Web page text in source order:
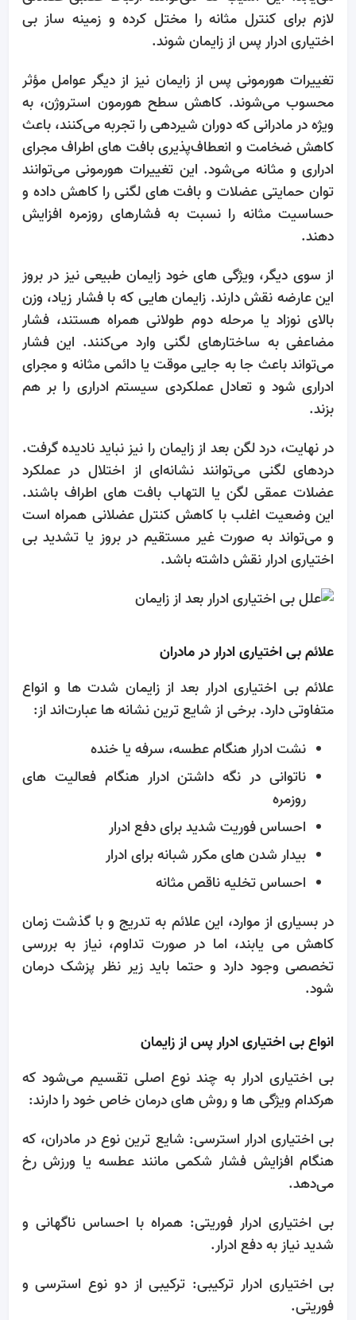
لازم برای کنترل مثانه را مختل کرده و زمینه ‌ساز بی‌
اختیاری ادرار پس از زایمان شوند.
تغییرات هورمونی پس از زایمان نیز از دیگر عوامل مؤثر
محسوب می‌شوند. کاهش سطح هورمون استروژن، به
‌ویژه در مادرانی که دوران شیردهی را تجربه می‌کنند، باعث
کاهش ضخامت و انعطاف‌پذیری بافت ‌های اطراف مجرای
ادراری و مثانه می‌شود. این تغییرات هورمونی می‌توانند
توان حمایتی عضلات و بافت ‌های لگنی را کاهش داده و
حساسیت مثانه را نسبت به فشارهای روزمره افزایش
دهند.
از سوی دیگر، ویژگی ‌های خود زایمان طبیعی نیز در بروز
این عارضه نقش دارند. زایمان ‌هایی که با فشار زیاد، وزن
بالای نوزاد یا مرحله دوم طولانی همراه هستند، فشار
مضاعفی به ساختارهای لگنی وارد می‌کنند. این فشار
می‌تواند باعث جا به‌ جایی موقت یا دائمی مثانه و مجرای
ادراری شود و تعادل عملکردی سیستم ادراری را بر هم
بزند.
در نهایت، درد لگن بعد از زایمان را نیز نباید نادیده گرفت.
دردهای لگنی می‌توانند نشانه‌ای از اختلال در عملکرد
عضلات عمقی لگن یا التهاب بافت‌ های اطراف باشند.
این وضعیت اغلب با کاهش کنترل عضلانی همراه است
و می‌تواند به ‌صورت غیر مستقیم در بروز یا تشدید بی‌
اختیاری ادرار نقش داشته باشد.
علائم بی‌ اختیاری ادرار در مادران
علائم بی‌ اختیاری ادرار بعد از زایمان شدت ‌ها و انواع
متفاوتی دارد. برخی از شایع‌ ترین نشانه‌ ها عبارت‌اند از:
نشت ادرار هنگام عطسه، سرفه یا خنده
ناتوانی در نگه ‌داشتن ادرار هنگام فعالیت ‌های
روزمره
احساس فوریت شدید برای دفع ادرار
بیدار شدن‌ های مکرر شبانه برای ادرار
احساس تخلیه ناقص مثانه
در بسیاری از موارد، این علائم به‌ تدریج و با گذشت زمان
کاهش می ‌یابند، اما در صورت تداوم، نیاز به بررسی
تخصصی وجود دارد و حتما باید زیر نظر پزشک درمان
شود.
انواع بی‌ اختیاری ادرار پس از زایمان
بی‌ اختیاری ادرار به چند نوع اصلی تقسیم می‌شود که
هرکدام ویژگی‌ ها و روش ‌های درمان خاص خود را دارند:
بی‌ اختیاری ادرار استرسی: شایع ‌ترین نوع در مادران، که
هنگام افزایش فشار شکمی مانند عطسه یا ورزش رخ
می‌دهد.
بی‌ اختیاری ادرار فوریتی: همراه با احساس ناگهانی و
شدید نیاز به دفع ادرار.
بی‌ اختیاری ادرار ترکیبی: ترکیبی از دو نوع استرسی و
فوریتی.